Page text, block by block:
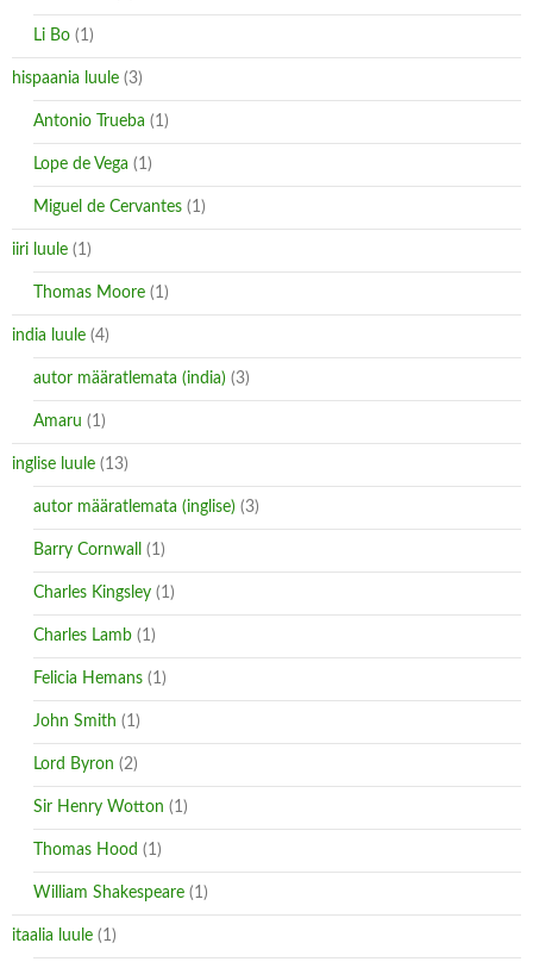
Li Bo (1)
hispaania luule (3)
Antonio Trueba (1)
Lope de Vega (1)
Miguel de Cervantes (1)
iiri luule (1)
Thomas Moore (1)
india luule (4)
autor määratlemata (india) (3)
Amaru (1)
inglise luule (13)
autor määratlemata (inglise) (3)
Barry Cornwall (1)
Charles Kingsley (1)
Charles Lamb (1)
Felicia Hemans (1)
John Smith (1)
Lord Byron (2)
Sir Henry Wotton (1)
Thomas Hood (1)
William Shakespeare (1)
itaalia luule (1)